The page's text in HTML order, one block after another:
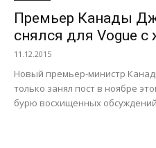
Премьер Канады
снялся для Vogue с
11.12.2015
Новый премьер-министр
только занял пост в ноябре
бурю восхищенных